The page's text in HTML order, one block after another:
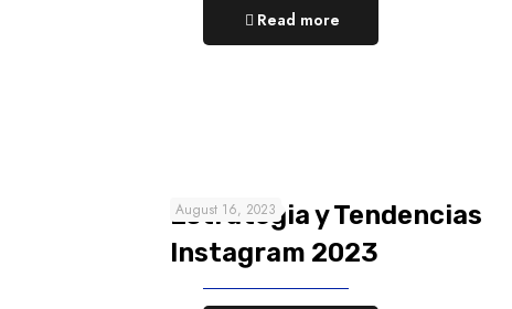
Read more
August 16, 2023
Estrategia y Tendencias
Instagram 2023